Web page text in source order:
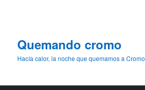
Quemando cromo
Hacía calor, la noche que quemamos a Cromo